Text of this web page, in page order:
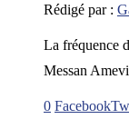
Rédigé par :
La fréquence
Messan
0 Facebook